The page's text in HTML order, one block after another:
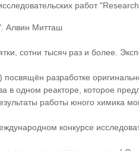
работ "Research
Алвин Митташ
сотни тысяч раз и более.
разработке
одном реакторе, которое
работы юного химика
конкурсе